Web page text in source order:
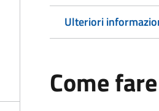
Ulteriori
Come fare